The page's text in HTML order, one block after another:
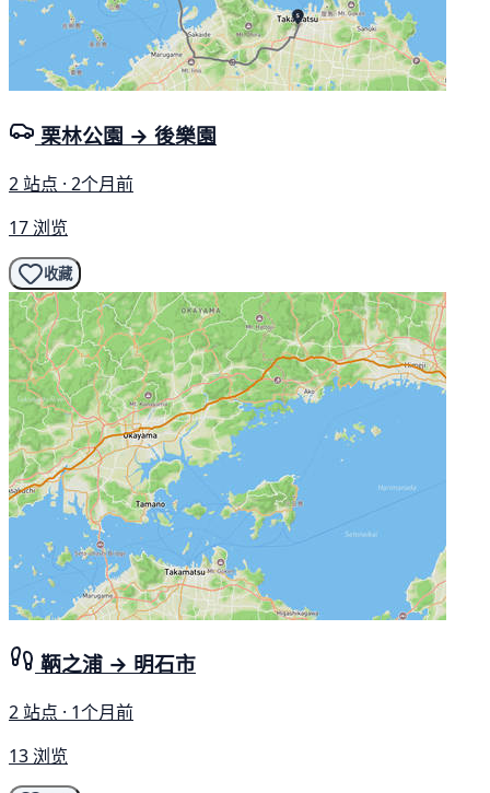
栗林公園 → 後樂園
2 站点 · 2个月前
17 浏览
收藏
鞆之浦 → 明石市
2 站点 · 1个月前
13 浏览